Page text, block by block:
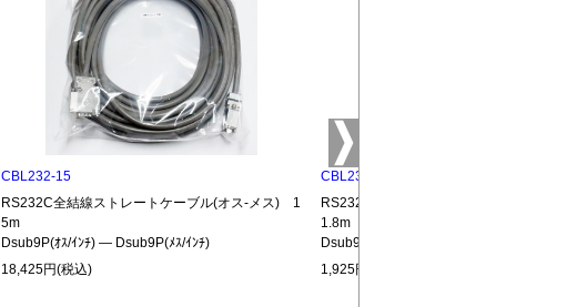
CBL232-15
RS232C全結線ストレートケーブル(オス-メス) 1
5m
Dsub9P(ｵｽ/ｲﾝﾁ) ― Dsub9P(ﾒｽ/ｲﾝﾁ)
18,425円(税込)
CBL232-MM
RS232C全結線ストレートケーブル(オ
1.8m
Dsub9P(ｵｽ/ｲﾝﾁ) ― Dsub9P(ｵｽ/ｲﾝﾁ)
1,925円(税込)